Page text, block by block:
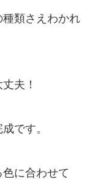
種類さえわかれ
夫！
です。
に合わせて